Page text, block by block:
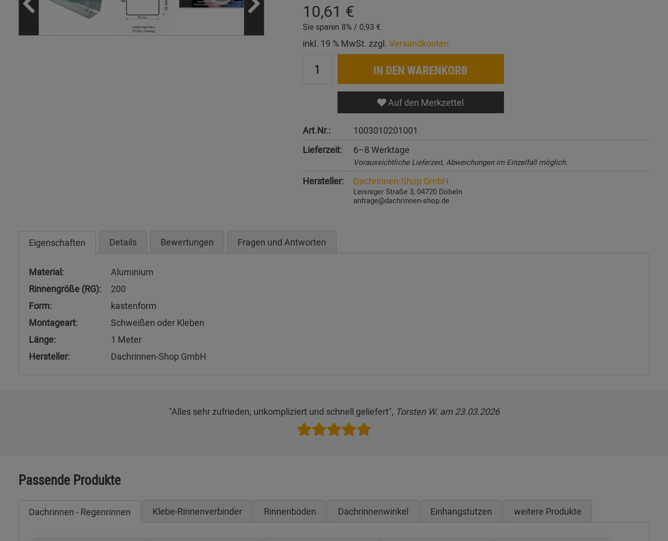
10,61 €
Sie sparen 8% / 0,93 €
inkl. 19 % MwSt. zzgl. Versandkosten
IN DEN WARENKORB
Auf den Merkzettel
Art.Nr.:
1003010201001
Lieferzeit:
6–8 Werktage
Voraussichtliche Lieferzeit, Abweichungen im Einzelfall möglich.
Hersteller: Dachrinnen-Shop GmbH
Leisniger Straße 3, 04720 Döbeln
anfrage@dachrinnen-shop.de
Eigenschaften Details Bewertungen Fragen und Antworten
Material:
Aluminium
Rinnengröße (RG):
200
Form:
kastenform
Montageart:
Schweißen oder Kleben
Länge:
1 Meter
Hersteller:
Dachrinnen-Shop GmbH
"Alles sehr zufrieden, unkompliziert und schnell geliefert", Torsten W. am 23.03.2026
Passende Produkte
Dachrinnen - Regenrinnen Klebe-Rinnenverbinder Rinnenböden Dachrinnenwinkel Einhangstutzen weitere Produkte